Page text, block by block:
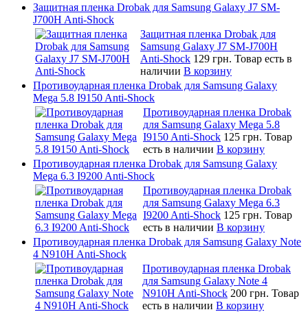
Защитная пленка Drobak для Samsung Galaxy J7 SM-
J700H Anti-Shock
Защитная пленка Drobak для
Samsung Galaxy J7 SM-J700H
Anti-Shock 129 грн. Товар есть в
наличии В корзину
Противоударная пленка Drobak для Samsung Galaxy
Mega 5.8 I9150 Anti-Shock
Противоударная пленка Drobak
для Samsung Galaxy Mega 5.8
I9150 Anti-Shock 125 грн. Товар
есть в наличии В корзину
Противоударная пленка Drobak для Samsung Galaxy
Mega 6.3 I9200 Anti-Shock
Противоударная пленка Drobak
для Samsung Galaxy Mega 6.3
I9200 Anti-Shock 125 грн. Товар
есть в наличии В корзину
Противоударная пленка Drobak для Samsung Galaxy Note
4 N910H Anti-Shock
Противоударная пленка Drobak
для Samsung Galaxy Note 4
N910H Anti-Shock 200 грн. Товар
есть в наличии В корзину